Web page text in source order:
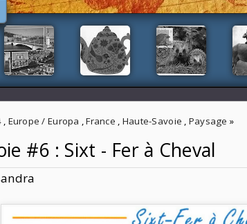
, Europe / Europa ,France , Haute-Savoie , Paysage »
- Fer à Cheval
#6 : Sixt - Fer à Cheval